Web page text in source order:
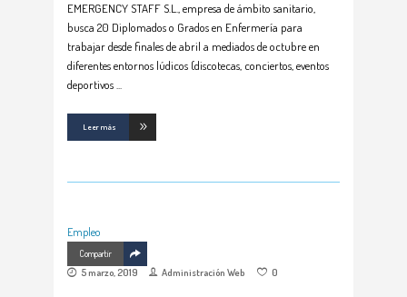
EMERGENCY STAFF S.L., empresa de ámbito sanitario,
busca 20 Diplomados o Grados en Enfermería para
trabajar desde finales de abril a mediados de octubre en
diferentes entornos lúdicos (discotecas, conciertos, eventos
deportivos
Leer más
Empleo
Compartir
5 marzo, 2019 Administración Web 0